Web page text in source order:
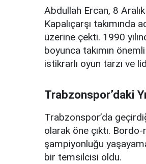
Abdullah Ercan, 8
Kapalıçarşı
üzerine çekti. 1990
boyunca takımın
istikrarlı oyun tarzı ve
Trabzonspor’daki
Trabzonspor’da
olarak öne çıktı.
şampiyonluğu
bir temsilcisi oldu.